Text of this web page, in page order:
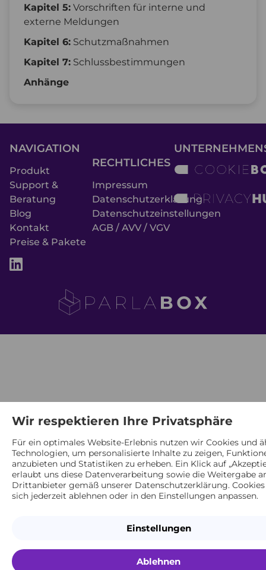
Kapitel 5: Vorschriften für interne und
externe Meldungen
Kapitel 6: Schutzmaßnahmen
Kapitel 7: Schlussbestimmungen
Anhänge
NAVIGATION
Produkt
Support &
Beratung
Blog
Kontakt
Preise & Pakete
RECHTLICHES
Impressum
Datenschutzerklärung
Datenschutzeinstellungen
AGB / AVV / VGV